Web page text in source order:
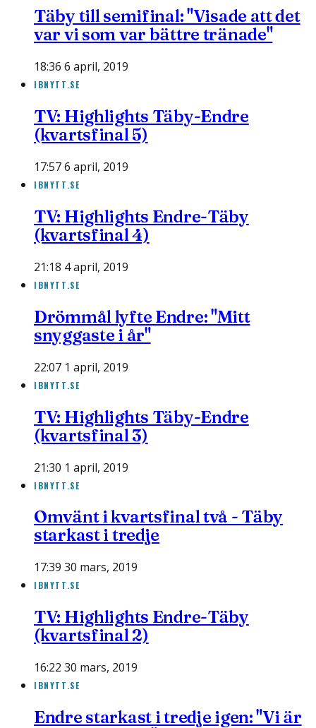
Täby till semifinal: "Visade att det
var vi som var bättre tränade"
18:36 6 april, 2019
IBNYTT.SE
TV: Highlights Täby-Endre
(kvartsfinal 5)
17:57 6 april, 2019
IBNYTT.SE
TV: Highlights Endre-Täby
(kvartsfinal 4)
21:18 4 april, 2019
IBNYTT.SE
Drömmål lyfte Endre: "Mitt
snyggaste i år"
22:07 1 april, 2019
IBNYTT.SE
TV: Highlights Täby-Endre
(kvartsfinal 3)
21:30 1 april, 2019
IBNYTT.SE
Omvänt i kvartsfinal två - Täby
starkast i tredje
17:39 30 mars, 2019
IBNYTT.SE
TV: Highlights Endre-Täby
(kvartsfinal 2)
16:22 30 mars, 2019
IBNYTT.SE
Endre starkast i tredje igen: "Vi är